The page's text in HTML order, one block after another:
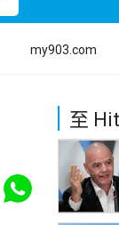
my903.com
to Facebook
Share to WhatsApp
至